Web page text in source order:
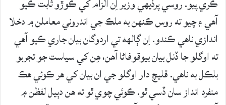
آهي ۽ چيو ته روس ڪنهن به ملڪ جي اندروني معاملن ۾ دخلا
اندازي ناهي ڪندو. اِن ڳالهه تي اردوگان بيان جاري ڪيو آهي
ته اوگلو جا ڏنل بيان بيوقوفاڻا آهن، هِن کي سياست جو تجربو
بلڪل به ناهي. قليچ دار اوگلو جي ان بيان کي هر ڪوئي هڪ
منفرد انداز سان ڏسي ٿو. ڪوئي چوي ٿو ته هن دٻيل لفظن ۾